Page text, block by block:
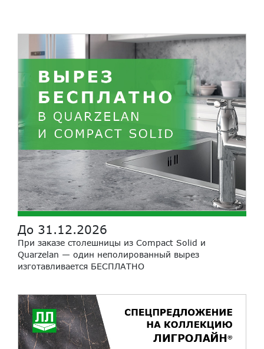
До 31.12.2026
При заказе столешницы из Compact Solid и
Quarzelan — один неполированный вырез
изготавливается БЕСПЛАТНО